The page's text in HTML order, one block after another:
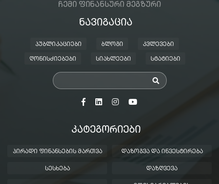
ᲩᲔᲛᲘ ᲤᲘᲜᲐᲜᲡᲣᲠᲘ ᲛᲔᲒᲖᲣᲠᲘ
ᲜᲐᲕᲘᲒᲐᲪᲘᲐ
ᲞᲣᲑᲚᲘᲙᲐᲪᲘᲔᲑᲘ ᲑᲚᲝᲒᲘ ᲙᲕᲚᲔᲕᲔᲑᲘ
ᲦᲝᲜᲘᲡᲫᲘᲔᲑᲔᲑᲘ ᲡᲘᲐᲮᲚᲔᲔᲑᲘ ᲡᲢᲐᲢᲘᲔᲑᲘ
ᲙᲐᲢᲔᲒᲝᲠᲘᲔᲑᲘ
ᲞᲘᲠᲐᲓᲘ ᲤᲘᲜᲐᲜᲡᲔᲑᲘᲡ ᲛᲐᲠᲗᲕᲐ ᲓᲐᲖᲝᲒᲕᲐ ᲓᲐ ᲘᲜᲕᲔᲡᲢᲘᲠᲔᲑᲐ
ᲡᲔᲡᲮᲔᲑᲐ ᲓᲐᲖᲦᲕᲔᲕᲐ